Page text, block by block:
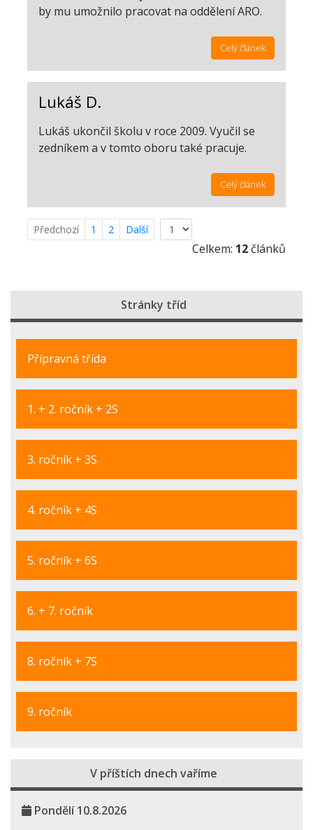
by mu umožnilo pracovat na oddělení ARO.
Celý článek
Lukáš D.
Lukáš ukončil školu v roce 2009. Vyučil se
zedníkem a v tomto oboru také pracuje.
Celý článek
Předchozí 1 2 Další
Celkem: 12 článků
Stránky tříd
Přípravná třída
1. + 2. ročník + 2S
3. ročník + 3S
4. ročník + 4S
5. ročník + 6S
6. + 7. ročník
8. ročník + 7S
9. ročník
V příštích dnech vaříme
Pondělí 10.8.2026